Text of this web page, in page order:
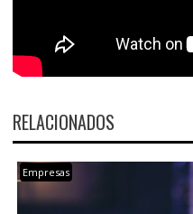
RELACIONADOS
Empresas